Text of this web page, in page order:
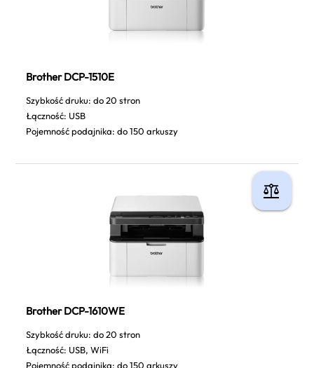
Brother DCP-1510E
Szybkość druku: do 20 stron
Łączność: USB
Pojemność podajnika: do 150 arkuszy
Brother DCP-1610WE
Szybkość druku: do 20 stron
Łączność: USB, WiFi
Pojemność podajnika: do 150 arkuszy